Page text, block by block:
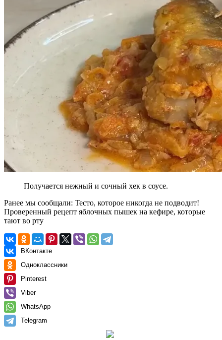
Получается нежный и сочный хек в соусе.
Ранее мы сообщали: Тесто, которое никогда не подводит!
Проверенный рецепт яблочных пышек на кефире, которые
тают во рту
ВКонтакте
Одноклассники
Pinterest
Viber
WhatsApp
Telegram